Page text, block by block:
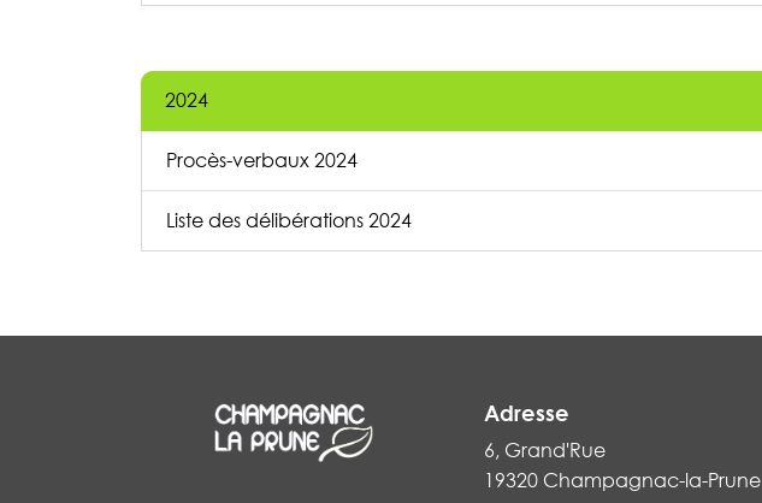
2024
Procès-verbaux 2024
Liste des délibérations 2024
Adresse
6, Grand'Rue
19320 Champagnac-la-Prune